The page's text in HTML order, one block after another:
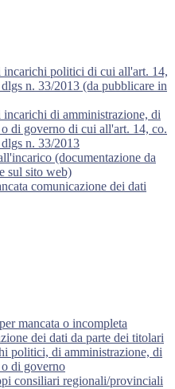
incarichi politici di cui all'art. 14,
n. 33/2013 (da pubblicare in
di amministrazione, di
di governo di cui all'art. 14, co.
n. 33/2013
(documentazione da
sul sito web)
comunicazione dei dati
mancata o incompleta
dei dati da parte dei titolari
politici, di amministrazione, di
di governo
consiliari regionali/provinciali